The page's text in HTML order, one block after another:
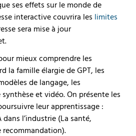
ses effets sur le monde de
interactive couvrira les
limites
sera mise à jour
mieux comprendre les
la famille élargie de GPT, les
de langage, les
et vidéo. On présente les
leur apprentissage :
dans l’industrie (La santé,
recommandation).